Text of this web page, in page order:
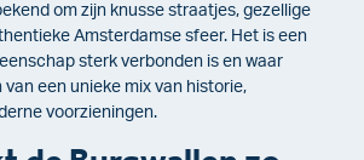
om zijn knusse straatjes, gezellige
Amsterdamse sfeer. Het is een
sterk verbonden is en waar
een unieke mix van historie,
voorzieningen.